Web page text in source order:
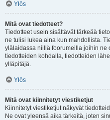
Ylös
Mitä ovat tiedotteet?
Tiedotteet usein sisältävät tärkeää
ne tulisi lukea aina kun mahdollista.
ylälaidassa niillä foorumeilla joihin ne
tiedotteiden kohdalla, tiedotteiden
ylläpitäjä.
Ylös
Mitä ovat kiinnitetyt viestiketjut
Kiinnitetyt viestiketjut näkyvät
Ne ovat yleensä aika tärkeitä, joten